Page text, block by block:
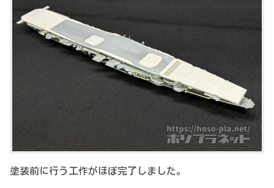
塗装前に行う工作がほぼ完了しました。